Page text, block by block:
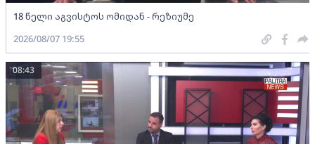
18 წელი აგვისტოს ომიდან - რეზიუმე
2026/08/07 19:55
08:43